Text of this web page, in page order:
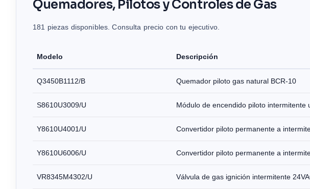
Quemadores, Pilotos y Controles de Gas
181 piezas disponibles. Consulta precio con tu ejecutivo.
Modelo Descripción
Q3450B1112/B Quemador piloto gas natural BCR-10
S8610U3009/U Módulo de encendido piloto intermitente
Y8610U4001/U Convertidor piloto permanente a
Y8610U6006/U Convertidor piloto permanente a
VR8345M4302/U Válvula de gas ignición intermitente